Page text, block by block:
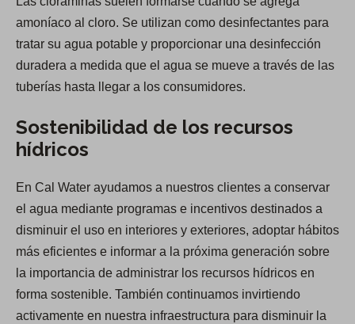
amoníaco al cloro. Se utilizan como desinfectantes para
tratar su agua potable y proporcionar una desinfección
duradera a medida que el agua se mueve a través de las
tuberías hasta llegar a los consumidores.
Sostenibilidad de los recursos
hídricos
En Cal Water ayudamos a nuestros clientes a conservar
el agua mediante programas e incentivos destinados a
disminuir el uso en interiores y exteriores, adoptar hábitos
más eficientes e informar a la próxima generación sobre
la importancia de administrar los recursos hídricos en
forma sostenible. También continuamos invirtiendo
activamente en nuestra infraestructura para disminuir la